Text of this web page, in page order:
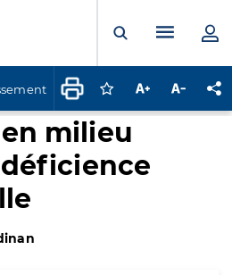
Ouvrir laMenu
Connectez-vous
Augmenter la
milieu